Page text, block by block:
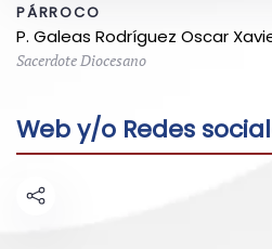
PÁRROCO
P. Galeas Rodríguez Oscar
Sacerdote Diocesano
Web y/o Redes